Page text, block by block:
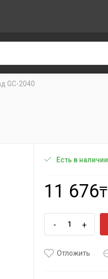
GC-2040
Есть в наличии
11 676₸
- +
Отложить